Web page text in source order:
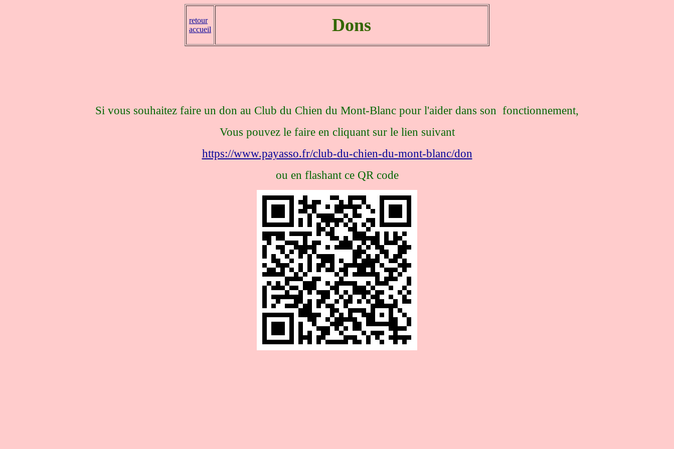
retour
accueil
Dons
Si vous souhaitez faire un don au Club du Chien du Mont-Blanc pour l'aider dans son fonctionnement,
Vous pouvez le faire en cliquant sur le lien suivant
https://www.payasso.fr/club-du-chien-du-mont-blanc/don
ou en flashant ce QR code